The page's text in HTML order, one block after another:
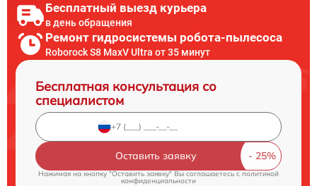
Бесплатный выезд курьера
в день обращения
Ремонт гидросистемы робота-пылесоса
Roborock S8 MaxV Ultra от 35 минут
Бесплатная консультация со
специалистом
Оставить заявку
Нажимая на кнопку "Оставить заявку" Вы соглашаетесь cполитикой
конфиденциальности